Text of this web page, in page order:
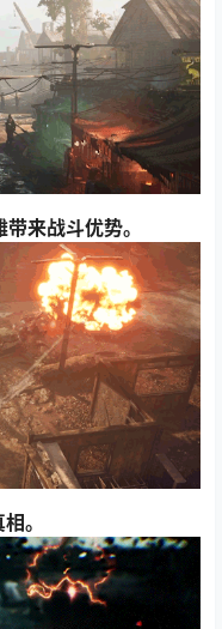
来战斗优势。
。